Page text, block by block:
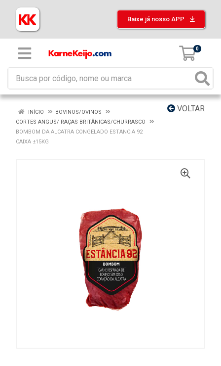
Baixe já nosso APP
0
VOLTAR
INÍCIO
BOVINOS/OVINOS
CORTES ANGUS/ RAÇAS BRITÂNICAS/CHURRASCO
BOMBOM DA ALCATRA CONGELADO ESTANCIA 92
CAIXA ±15KG